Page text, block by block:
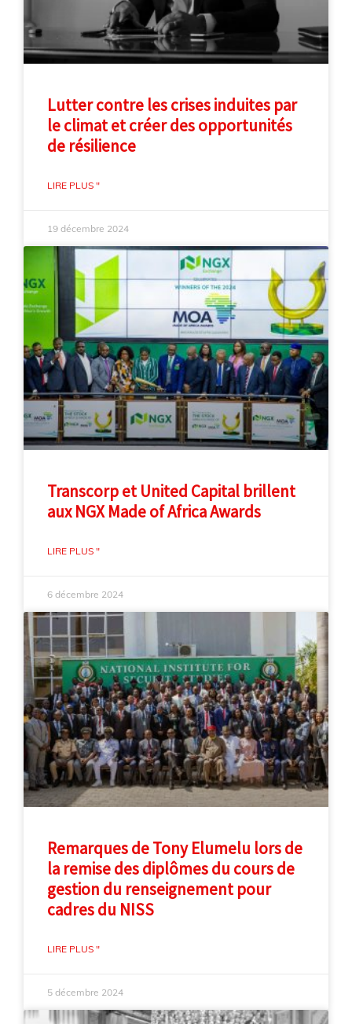
Lutter contre les crises induites par
le climat et créer des opportunités
de résilience
LIRE PLUS "
19 décembre 2024
Transcorp et United Capital brillent
aux NGX Made of Africa Awards
LIRE PLUS "
6 décembre 2024
Remarques de Tony Elumelu lors de
la remise des diplômes du cours de
gestion du renseignement pour
cadres du NISS
LIRE PLUS "
5 décembre 2024